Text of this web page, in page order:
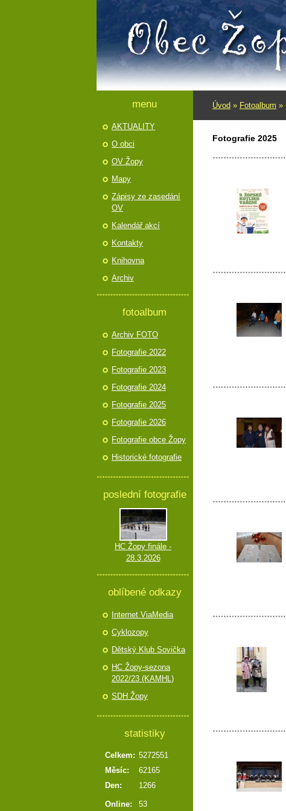
Úvod » Fotoalbum »
Fotografie 2025
menu
AKTUALITY
O obci
OV Žopy
Mapy
Zápisy ze zasedání
OV
Kalendář akcí
Kontakty
Knihovna
Archiv
fotoalbum
Archiv FOTO
Fotografie 2022
Fotografie 2023
Fotografie 2024
Fotografie 2025
Fotografie 2026
Fotografie obce Žopy
Historické fotografie
poslední fotografie
HC Žopy finále -
28.3.2026
oblíbené odkazy
Internet ViaMedia
Cyklozopy
Dětský Klub Sovička
HC Žopy-sezona
2022/23 (KAMHL)
SDH Žopy
statistiky
Online: 53
Celkem: 5272551
Měsíc:
62165
Den:
1266